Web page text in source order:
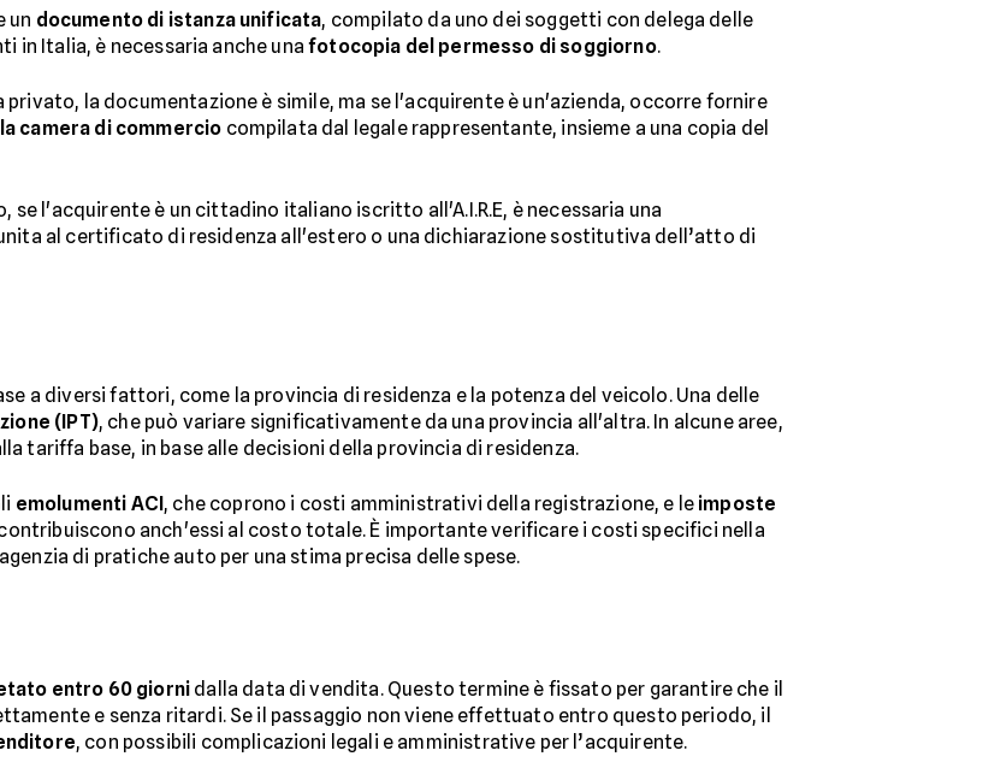
un documento di istanza unificata, compilato da uno dei soggetti con delega delle
in Italia, è necessaria anche unafotocopia del permesso di soggiorno.
privato, la documentazione è simile, ma se l'acquirente è un'azienda, occorre fornire
camera di commercio compilata dal legale rappresentante, insieme a una copia del
l'acquirente è un cittadino italiano iscritto all'A.I.R.E, è necessaria una
al certificato di residenza all'estero o una dichiarazione sostitutiva dell’atto di
a diversi fattori, come la provincia di residenza e la potenza del veicolo. Una delle
(IPT), che può variare significativamente da una provincia all'altra. In alcune aree,
tariffa base, in base alle decisioni della provincia di residenza.
emolumenti ACI, che coprono i costi amministrativi della registrazione, e le imposte
anch'essi al costo totale. È importante verificare i costi specifici nella
di pratiche auto per una stima precisa delle spese.
entro 60 giorni dalla data di vendita. Questo termine è fissato per garantire che il
e senza ritardi. Se il passaggio non viene effettuato entro questo periodo, il
, con possibili complicazioni legali e amministrative per l’acquirente.